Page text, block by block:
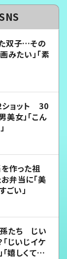
双子…その
みたい」「素
ショット 30
女」「こん
作った祖
弁当に「美
ごい」
たち じい
じいじイケ
「嬉しくて可